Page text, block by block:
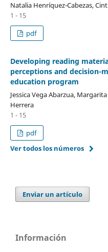
Natalia Henríquez-Cabezas,
1 - 15
pdf
Developing reading
perceptions and decision-
education program
Jessica Vega Abarzua,
Herrera
1 - 15
pdf
Ver todos los números
Enviar un artículo
Información